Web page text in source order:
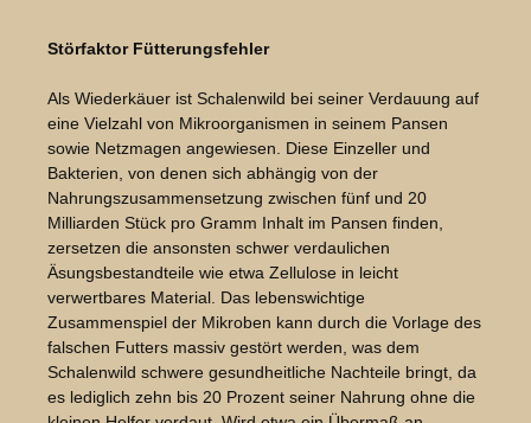
Störfaktor Fütterungsfehler
Als Wiederkäuer ist Schalenwild bei seiner Verdauung auf
eine Vielzahl von Mikroorganismen in seinem Pansen
sowie Netzmagen angewiesen. Diese Einzeller und
Bakterien, von denen sich abhängig von der
Nahrungszusammensetzung zwischen fünf und 20
Milliarden Stück pro Gramm Inhalt im Pansen finden,
zersetzen die ansonsten schwer verdaulichen
Äsungsbestandteile wie etwa Zellulose in leicht
verwertbares Material. Das lebenswichtige
Zusammenspiel der Mikroben kann durch die Vorlage des
falschen Futters massiv gestört werden, was dem
Schalenwild schwere gesundheitliche Nachteile bringt, da
es lediglich zehn bis 20 Prozent seiner Nahrung ohne die